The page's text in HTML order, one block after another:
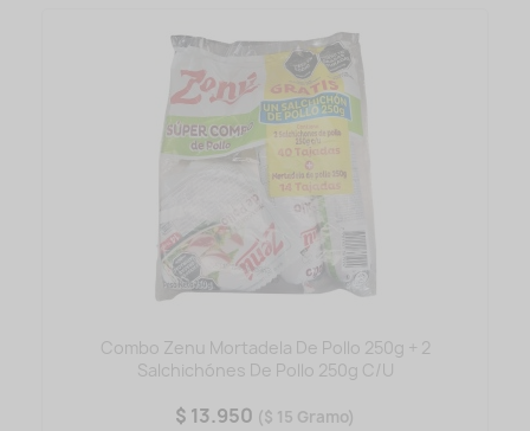
Combo Zenu Mortadela De Pollo 250g + 2
Salchichónes De Pollo 250g C/U
$ 13.950 ($ 15 Gramo)